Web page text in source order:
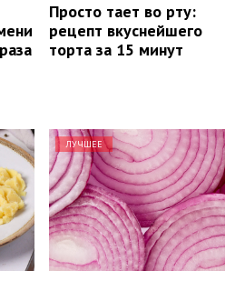
Просто тает во рту:
рецепт вкуснейшего
торта за 15 минут
ЛУЧШЕЕ